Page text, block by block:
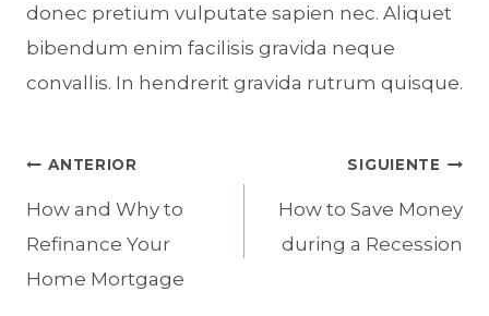
donec pretium vulputate sapien nec. Aliquet
bibendum enim facilisis gravida neque
convallis. In hendrerit gravida rutrum quisque.
Navegación
de
entradas
ANTERIOR
How and Why to
Refinance Your
Home Mortgage
SIGUIENTE
How to Save Money
during a Recession